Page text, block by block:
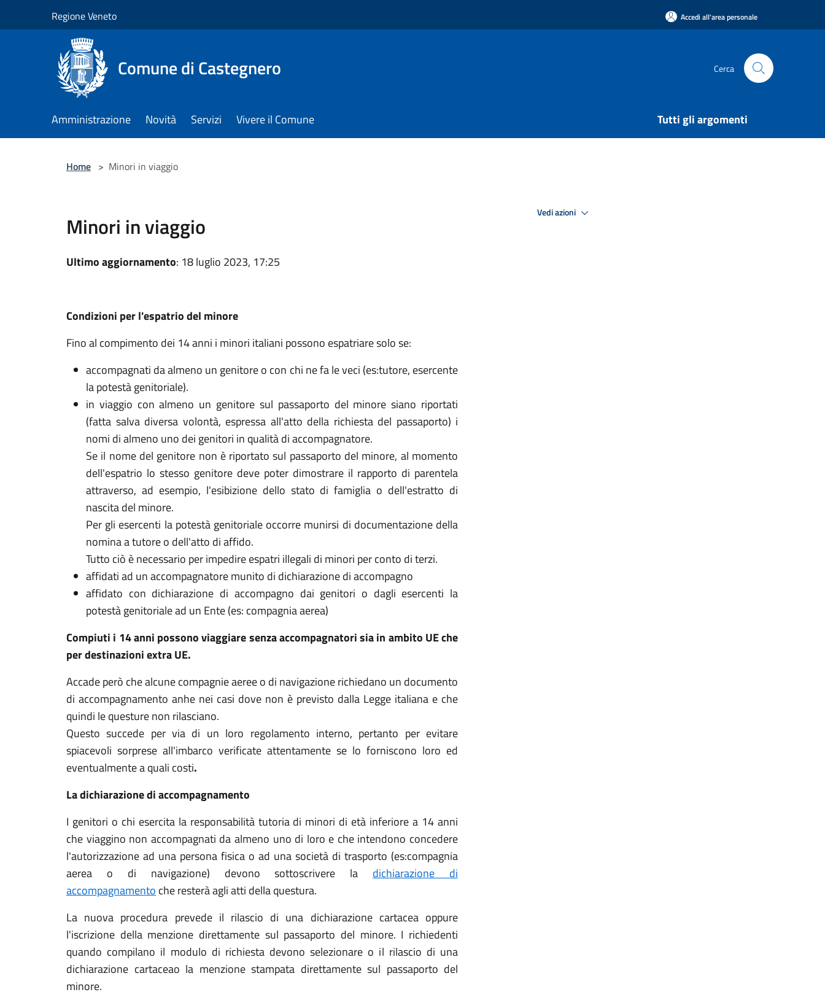
Regione Veneto Accedi all'area personale
Comune di Castegnero Cerca
Amministrazione Novità Servizi Vivere il Comune Tutti gli argomenti
Home > Minori in viaggio
Minori in viaggio
Ultimo aggiornamento: 18 luglio 2023, 17:25
Condizioni per l'espatrio del minore
Fino al compimento dei 14 anni i minori italiani possono espatriare solo se:
accompagnati da almeno un genitore o con chi ne fa le veci (es:tutore, esercente
la potestà genitoriale).
in viaggio con almeno un genitore sul passaporto del minore siano riportati
(fatta salva diversa volontà, espressa all'atto della richiesta del passaporto) i
nomi di almeno uno dei genitori in qualità di accompagnatore.
Se il nome del genitore non è riportato sul passaporto del minore, al momento
dell'espatrio lo stesso genitore deve poter dimostrare il rapporto di parentela
attraverso, ad esempio, l'esibizione dello stato di famiglia o dell'estratto di
nascita del minore.
Per gli esercenti la potestà genitoriale occorre munirsi di documentazione della
nomina a tutore o dell'atto di affido.
Tutto ciò è necessario per impedire espatri illegali di minori per conto di terzi.
affidati ad un accompagnatore munito di dichiarazione di accompagno
affidato con dichiarazione di accompagno dai genitori o dagli esercenti la
potestà genitoriale ad un Ente (es: compagnia aerea)
Compiuti i 14 anni possono viaggiare senza accompagnatori sia in ambito UE che
per destinazioni extra UE.
Accade però che alcune compagnie aeree o di navigazione richiedano un documento
di accompagnamento anhe nei casi dove non è previsto dalla Legge italiana e che
quindi le questure non rilasciano.
Questo succede per via di un loro regolamento interno, pertanto per evitare
spiacevoli sorprese all'imbarco verificate attentamente se lo forniscono loro ed
eventualmente a quali costi.
La dichiarazione di accompagnamento
I genitori o chi esercita la responsabilità tutoria di minori di età inferiore a 14 anni
che viaggino non accompagnati da almeno uno di loro e che intendono concedere
l'autorizzazione ad una persona fisica o ad una società di trasporto (es:compagnia
aerea o di navigazione) devono sottoscrivere la dichiarazione di
accompagnamento che resterà agli atti della questura.
La nuova procedura prevede il rilascio di una dichiarazione cartacea oppure
l'iscrizione della menzione direttamente sul passaporto del minore. I richiedenti
quando compilano il modulo di richiesta devono selezionare o il rilascio di una
dichiarazione cartaceao la menzione stampata direttamente sul passaporto del
minore.
Vedi azioni